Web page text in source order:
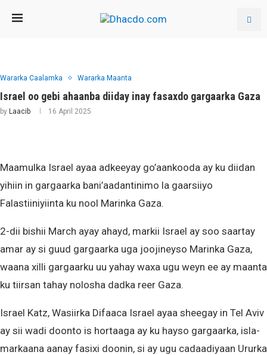
Wararka Caalamka Wararka Maanta
Israel oo gebi ahaanba diiday inay fasaxdo gargaarka Gaza
by Laacib 16 April 2025
Maamulka Israel ayaa adkeeyay go’aankooda ay ku diidan
yihiin in gargaarka bani’aadantinimo la gaarsiiyo
Falastiiniyiinta ku nool Marinka Gaza.
2-dii bishii March ayay ahayd, markii Israel ay soo saartay
amar ay si guud gargaarka uga joojineyso Marinka Gaza,
waana xilli gargaarku uu yahay waxa ugu weyn ee ay maanta
ku tiirsan tahay nolosha dadka reer Gaza.
Israel Katz, Wasiirka Difaaca Israel ayaa sheegay in Tel Aviv
ay sii wadi doonto is hortaaga ay ku hayso gargaarka, isla-
markaana aanay fasixi doonin, si ay ugu cadaadiyaan Ururka